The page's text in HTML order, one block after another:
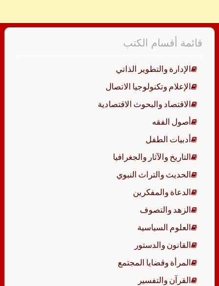
قائمة أقسام الكتب
الإدارة والتطوير الذاتي
الإعلام وتكنولوجيا الاتصال
الاقتصاد والبحوث الاقتصادية
أصول الفقه
أدبيات الطفل
التاريخ والآثار والجغرافيا
الحديث والتراث النبوي
الدعاة والمفكرين
الزهد والتصوف
العلوم السياسية
القانون والدستور
المرأة وقضايا المجتمع
القرآن والتفسير